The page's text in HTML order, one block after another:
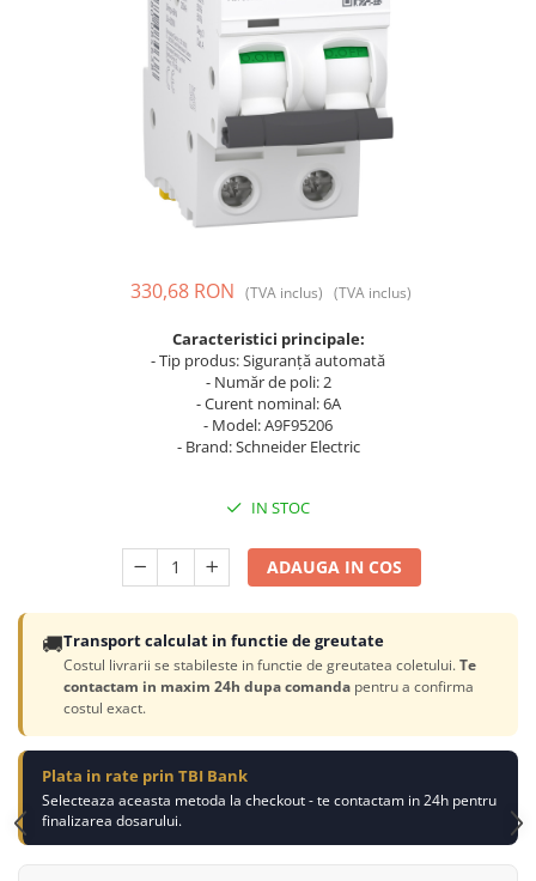
Prize și fișe industriale
Variator de tensiune
330,68 RON (TVA inclus) (TVA inclus)
Caracteristici principale:
- Tip produs: Siguranță automată
- Număr de poli: 2
- Curent nominal: 6A
- Model: A9F95206
- Brand: Schneider Electric
IN STOC
ADAUGA IN COS
🚚Transport calculat in functie de greutate
Costul livrarii se stabileste in functie de greutatea coletului.Te
contactam in maxim 24h dupa comanda pentru a confirma
costul exact.
Plata in rate prin TBI Bank
Selecteaza aceasta metoda la checkout - te contactam in 24h pentru
finalizarea dosarului.